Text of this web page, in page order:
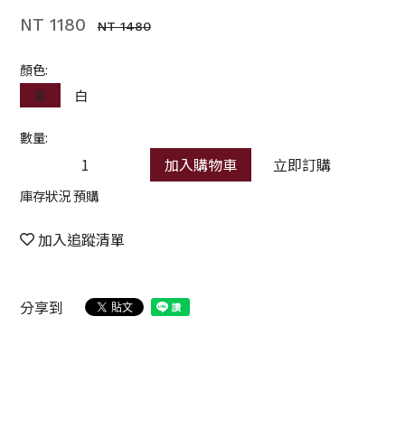
NT 1180 NT 1480
顏色:
黑
白
數量:
加入購物車 立即訂購
庫存狀況 預購
加入追蹤清單
分享到